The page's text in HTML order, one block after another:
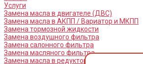
Услуги
Замена масла в двигателе (ДВС)
Замена масла в АКПП / Вариатор и МКПП
Замена тормозной жидкости
Замена воздушного фильтра
Замена салонного фильтра
Замена масляного фильтра
Замена масла в редукторах / раздатках